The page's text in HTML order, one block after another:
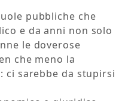
pubbliche che
e da anni non solo
le doverose
che meno la
ci sarebbe da stupirsi